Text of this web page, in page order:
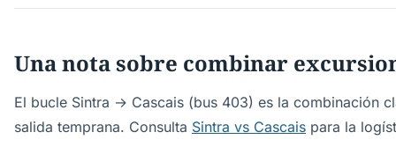
Una nota sobre combinar
El bucle Sintra → Cascais (bus 403) es la combinación
salida temprana. Consulta Sintra vs Cascais para la